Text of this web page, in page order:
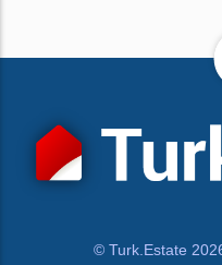
© Turk.Estate